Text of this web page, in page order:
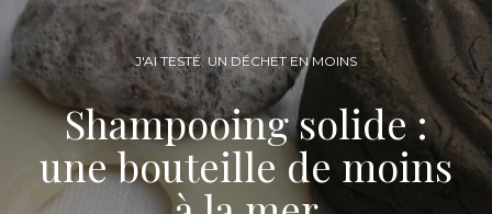
DIY,UN DÉCHET EN MOINS
Lingettes lavables :
elles "essuie-tout"